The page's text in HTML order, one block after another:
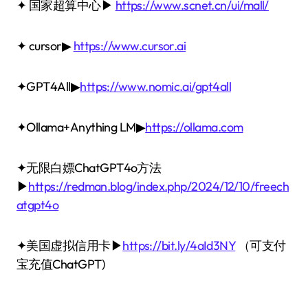
✦ 国家超算中心▶ https://www.scnet.cn/ui/mall/
✦ cursor▶https://www.cursor.ai
✦GPT4All▶https://www.nomic.ai/gpt4all
✦Ollama+Anything LM▶https://ollama.com
✦无限白嫖ChatGPT4o方法
▶https://redman.blog/index.php/2024/12/10/freech
atgpt4o
✦美国虚拟信用卡▶https://bit.ly/4aId3NY（可支付
宝充值ChatGPT)